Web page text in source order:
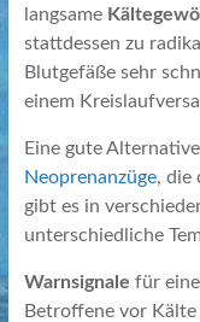
langsame
stattdessen zu
Blutgefäße sehr
einem
Eine gute
Neoprenanzüge, die
gibt es in
unterschiedliche
Warnsignale für
Betroffene vor